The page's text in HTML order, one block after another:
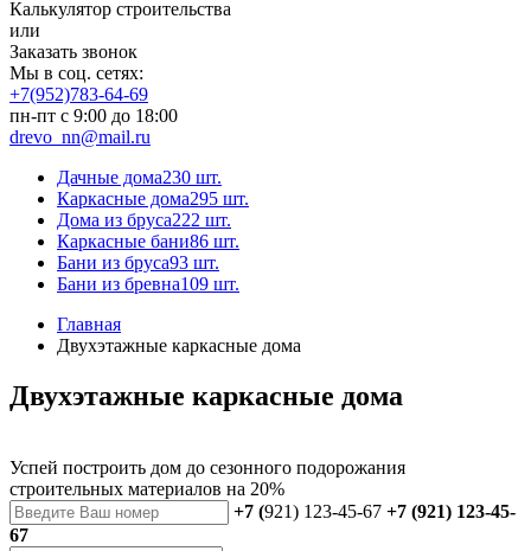
Калькулятор строительства
или
Заказать звонок
Мы в соц. сетях:
+7(952)783-64-69
пн-пт с 9:00 до 18:00
drevo_nn@mail.ru
Дачные дома230 шт.
Каркасные дома295 шт.
Дома из бруса222 шт.
Каркасные бани86 шт.
Бани из бруса93 шт.
Бани из бревна109 шт.
Главная
Двухэтажные каркасные дома
Двухэтажные каркасные дома
Успей построить дом до сезонного подорожания
строительных материалов на 20%
+7 (921) 123-45-67 +7 (921) 123-45-
67